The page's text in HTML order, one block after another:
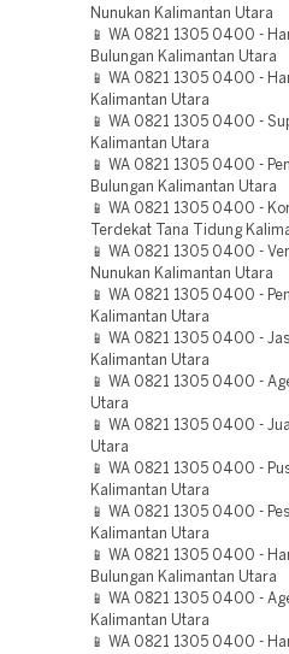
Nunukan Kalimantan Utara
📱 WA 0821 1305 0400 -
Bulungan Kalimantan Utara
📱 WA 0821 1305 0400 -
Kalimantan Utara
📱 WA 0821 1305 0400 -
Kalimantan Utara
📱 WA 0821 1305 0400 -
Bulungan Kalimantan Utara
📱 WA 0821 1305 0400 -
Terdekat Tana Tidung
📱 WA 0821 1305 0400 -
Nunukan Kalimantan Utara
📱 WA 0821 1305 0400 -
Kalimantan Utara
📱 WA 0821 1305 0400 -
Kalimantan Utara
📱 WA 0821 1305 0400 -
Utara
📱 WA 0821 1305 0400 -
Utara
📱 WA 0821 1305 0400 -
Kalimantan Utara
📱 WA 0821 1305 0400 -
Kalimantan Utara
📱 WA 0821 1305 0400 -
Bulungan Kalimantan Utara
📱 WA 0821 1305 0400 -
Kalimantan Utara
📱 WA 0821 1305 0400 -